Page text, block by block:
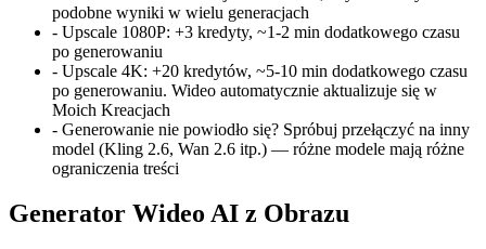
podobne wyniki w wielu generacjach
- Upscale 1080P: +3 kredyty, ~1-2 min dodatkowego czasu
po generowaniu
- Upscale 4K: +20 kredytów, ~5-10 min dodatkowego czasu
po generowaniu. Wideo automatycznie aktualizuje się w
Moich Kreacjach
- Generowanie nie powiodło się? Spróbuj przełączyć na inny
model (Kling 2.6, Wan 2.6 itp.) — różne modele mają różne
ograniczenia treści
Generator Wideo AI z Obrazu